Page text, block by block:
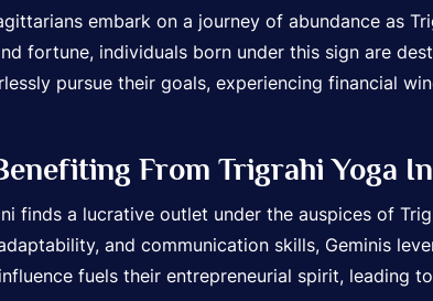
embark on a journey of abundance as
fortune, individuals born under this sign are
pursue their goals, experiencing financial
From Trigrahi Yoga
finds a lucrative outlet under the auspices of
and communication skills, Geminis
fuels their entrepreneurial spirit, leading